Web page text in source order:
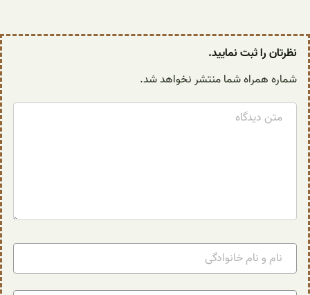
نظرتان را ثبت نمایید.
شماره همراه شما منتشر نخواهد شد.